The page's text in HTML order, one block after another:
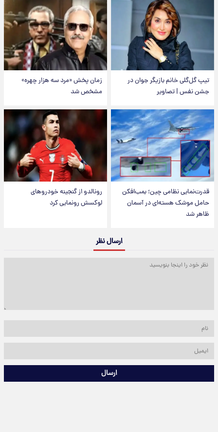
تیپ گل‌گلی خانم بازیگر جوان در
جشن نفس | تصاویر
زمان پخش «مرد سه هزار چهره»
مشخص شد
قدرت‌نمایی نظامی چین؛ بمب‌افکن
حامل موشک هسته‌ای در آسمان
ظاهر شد
رونالدو از گنجینه خودروهای
لوکسش رونمایی کرد
ارسال نظر
ارسال